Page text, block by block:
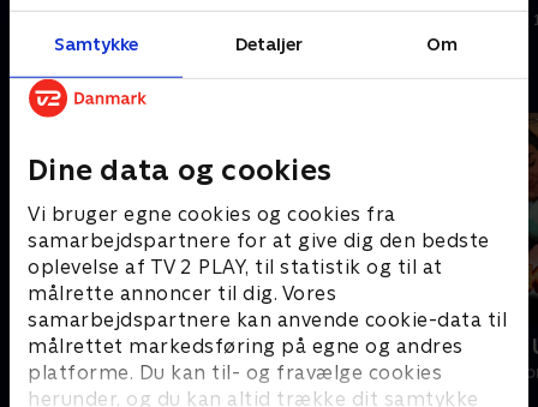
Samtykke Detaljer Om
Dine data og cookies
Vi bruger egne cookies og cookies fra
samarbejdspartnere for at give dig den bedste
oplevelse af TV 2 PLAY, til statistik og til at
målrette annoncer til dig. Vores
samarbejdspartnere kan anvende cookie-data til
målrettet markedsføring på egne og andres
platforme. Du kan til- og fravælge cookies
herunder, og du kan altid trække dit samtykke
festmiddag
og viljestyrke testes. .
Andre så også
Min sindssygt sunde familie
Livsstil • 3 sæsoner
Værkstedet
Livsstil • 4